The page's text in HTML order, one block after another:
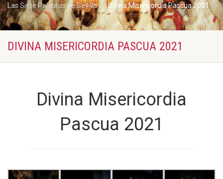
Las Siete Palabras de Sevilla Divina Misericordia Pascua 2021
DIVINA MISERICORDIA PASCUA 2021
Divina Misericordia
Pascua 2021